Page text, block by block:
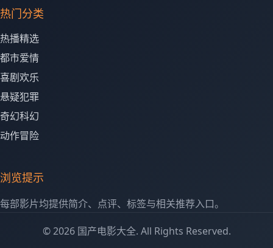
热门分类
热播精选
都市爱情
喜剧欢乐
悬疑犯罪
奇幻科幻
动作冒险
浏览提示
每部影片均提供简介、点评、标签与相关推荐入口。
© 2026 国产电影大全. All Rights Reserved.